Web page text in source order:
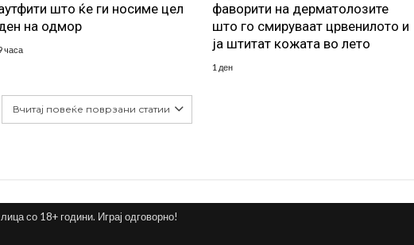
што ќе ги носиме цел
на одмор
часа
фаворити на дерматолозите
што го смируваат црвенилото и
ја штитат кожата во лето
1 ден
Вчитај повеќе поврзани статии
со 18+ години. Играј одговорно!